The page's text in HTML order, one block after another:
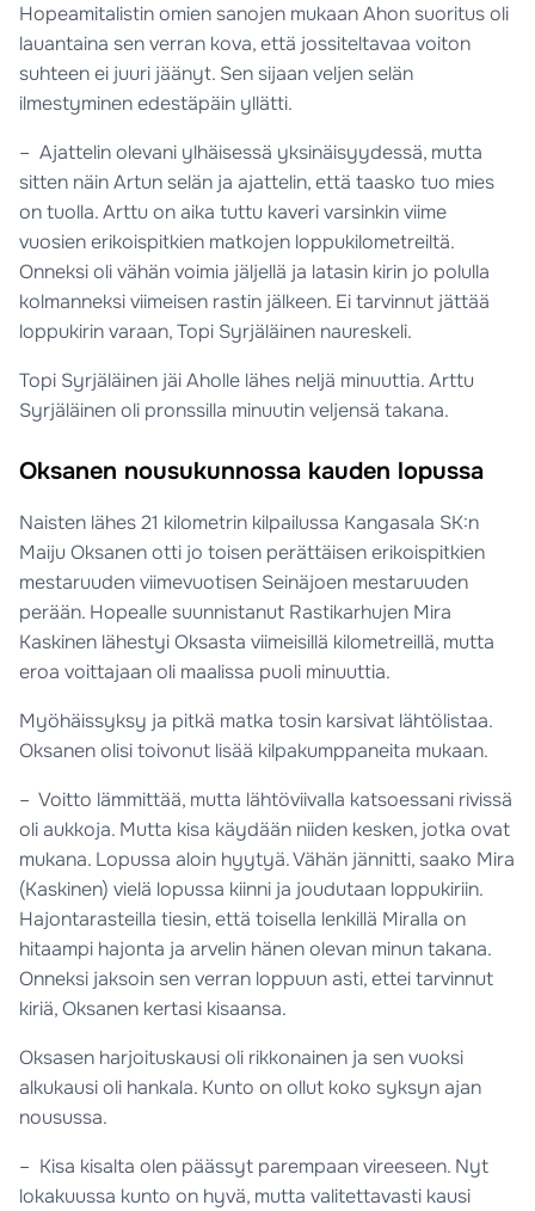
Hopeamitalistin omien sanojen mukaan Ahon suoritus oli
lauantaina sen verran kova, että jossiteltavaa voiton
suhteen ei juuri jäänyt. Sen sijaan veljen selän
ilmestyminen edestäpäin yllätti.
– Ajattelin olevani ylhäisessä yksinäisyydessä, mutta
sitten näin Artun selän ja ajattelin, että taasko tuo mies
on tuolla. Arttu on aika tuttu kaveri varsinkin viime
vuosien erikoispitkien matkojen loppukilometreiltä.
Onneksi oli vähän voimia jäljellä ja latasin kirin jo polulla
kolmanneksi viimeisen rastin jälkeen. Ei tarvinnut jättää
loppukirin varaan, Topi Syrjäläinen naureskeli.
Topi Syrjäläinen jäi Aholle lähes neljä minuuttia. Arttu
Syrjäläinen oli pronssilla minuutin veljensä takana.
Oksanen nousukunnossa kauden lopussa
Naisten lähes 21 kilometrin kilpailussa Kangasala SK:n
Maiju Oksanen otti jo toisen perättäisen erikoispitkien
mestaruuden viimevuotisen Seinäjoen mestaruuden
perään. Hopealle suunnistanut Rastikarhujen Mira
Kaskinen lähestyi Oksasta viimeisillä kilometreillä, mutta
eroa voittajaan oli maalissa puoli minuuttia.
Myöhäissyksy ja pitkä matka tosin karsivat lähtölistaa.
Oksanen olisi toivonut lisää kilpakumppaneita mukaan.
– Voitto lämmittää, mutta lähtöviivalla katsoessani rivissä
oli aukkoja. Mutta kisa käydään niiden kesken, jotka ovat
mukana. Lopussa aloin hyytyä. Vähän jännitti, saako Mira
(Kaskinen) vielä lopussa kiinni ja joudutaan loppukiriin.
Hajontarasteilla tiesin, että toisella lenkillä Miralla on
hitaampi hajonta ja arvelin hänen olevan minun takana.
Onneksi jaksoin sen verran loppuun asti, ettei tarvinnut
kiriä, Oksanen kertasi kisaansa.
Oksasen harjoituskausi oli rikkonainen ja sen vuoksi
alkukausi oli hankala. Kunto on ollut koko syksyn ajan
nousussa.
– Kisa kisalta olen päässyt parempaan vireeseen. Nyt
lokakuussa kunto on hyvä, mutta valitettavasti kausi